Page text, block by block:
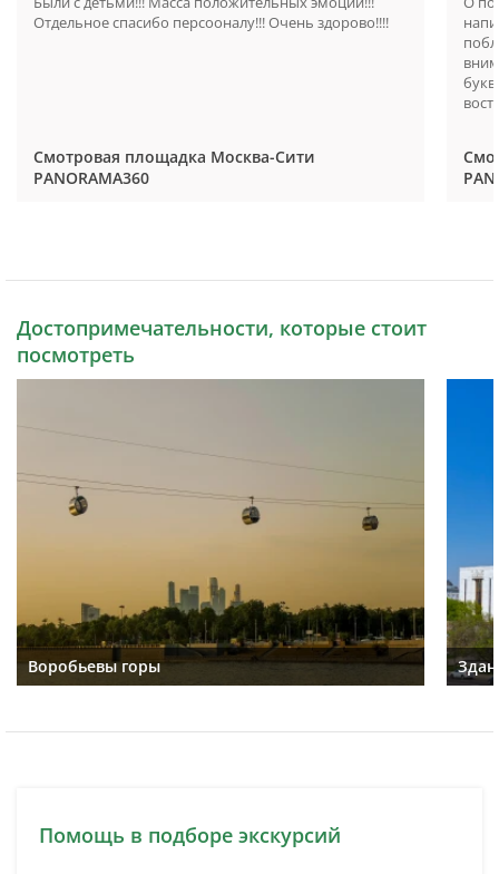
Отдельное спасибо персооналу!!! Очень здорово!!!!
Смотровая площадка Москва-Сити
PANORAMA360
Достопримечательности, которые стоит
посмотреть
Воробьевы горы
Помощь в подборе экскурсий